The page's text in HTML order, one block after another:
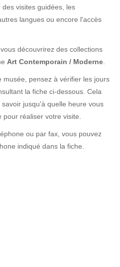
visites guidées, les
langues ou encore l'accès
découvrirez des collections
Art Contemporain / Moderne
pensez à vérifier les jours
la fiche ci-dessous. Cela
jusqu'à quelle heure vous
réaliser votre visite.
ou par fax, vous pouvez
indiqué dans la fiche.